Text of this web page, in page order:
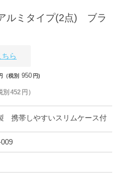
ルミタイプ(2点) ブラ
ら
（税別 950 円)
別 452 円）
携帯しやすいスリムケース付